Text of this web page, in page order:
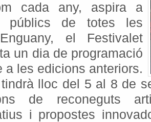
cada any, aspira a
públics de totes les
el Festivalet
un dia de programació
a les edicions anteriors.
lloc del 5 al 8 de
de reconeguts
i propostes